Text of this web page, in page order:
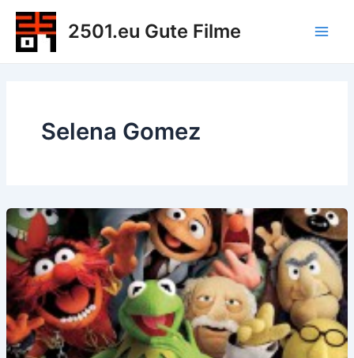
Zum
Inhalt
springen
2501.eu Gute Filme
Selena Gomez